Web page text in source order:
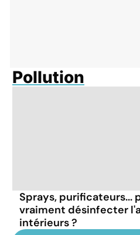
Pollution
Sprays, purificateurs...
vraiment désinfecter
intérieurs ?